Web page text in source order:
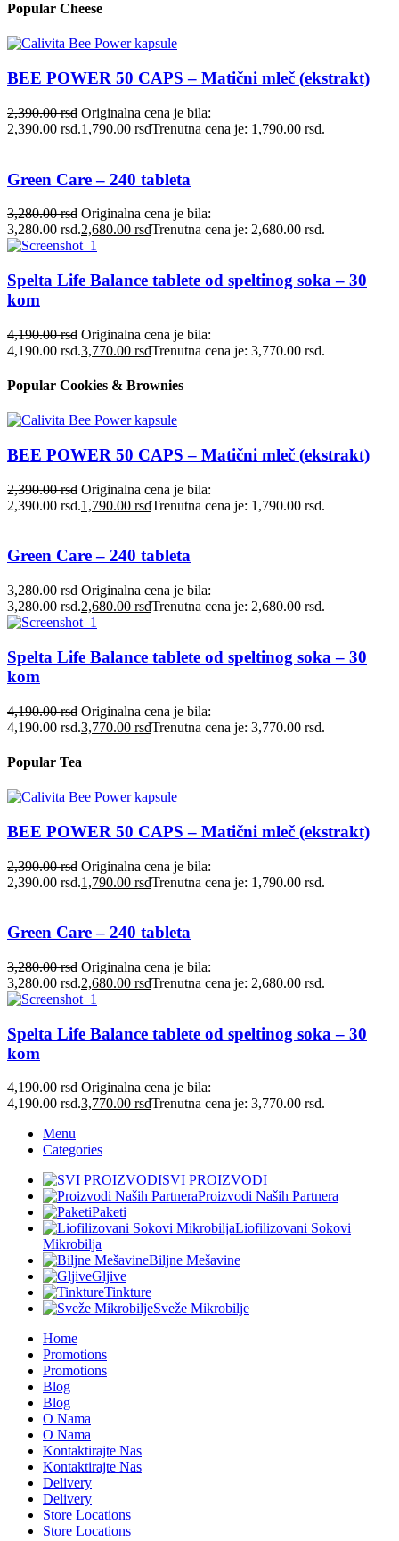
Popular Cheese
BEE POWER 50 CAPS – Matični mleč (ekstrakt)
2,390.00rsd Originalna cena je bila:
2,390.00 rsd.1,790.00 rsdTrenutna cena je: 1,790.00 rsd.
Green Care – 240 tableta
3,280.00rsd Originalna cena je bila:
3,280.00 rsd.2,680.00 rsdTrenutna cena je: 2,680.00 rsd.
Spelta Life Balance tablete od speltinog soka – 30
kom
4,190.00rsd Originalna cena je bila:
4,190.00 rsd.3,770.00 rsdTrenutna cena je: 3,770.00 rsd.
Popular Cookies & Brownies
BEE POWER 50 CAPS – Matični mleč (ekstrakt)
2,390.00rsd Originalna cena je bila:
2,390.00 rsd.1,790.00 rsdTrenutna cena je: 1,790.00 rsd.
Green Care – 240 tableta
3,280.00rsd Originalna cena je bila:
3,280.00 rsd.2,680.00 rsdTrenutna cena je: 2,680.00 rsd.
Spelta Life Balance tablete od speltinog soka – 30
kom
4,190.00rsd Originalna cena je bila:
4,190.00 rsd.3,770.00 rsdTrenutna cena je: 3,770.00 rsd.
Popular Tea
BEE POWER 50 CAPS – Matični mleč (ekstrakt)
2,390.00rsd Originalna cena je bila:
2,390.00 rsd.1,790.00 rsdTrenutna cena je: 1,790.00 rsd.
Green Care – 240 tableta
3,280.00rsd Originalna cena je bila:
3,280.00 rsd.2,680.00 rsdTrenutna cena je: 2,680.00 rsd.
Spelta Life Balance tablete od speltinog soka – 30
kom
4,190.00rsd Originalna cena je bila:
4,190.00 rsd.3,770.00 rsdTrenutna cena je: 3,770.00 rsd.
Menu
Categories
SVI PROIZVODI
Proizvodi Naših Partnera
Paketi
Liofilizovani Sokovi
Mikrobilja
Biljne Mešavine
Gljive
Tinkture
Sveže Mikrobilje
Home
Promotions
Promotions
Blog
Blog
O Nama
O Nama
Kontaktirajte Nas
Kontaktirajte Nas
Delivery
Delivery
Store Locations
Store Locations